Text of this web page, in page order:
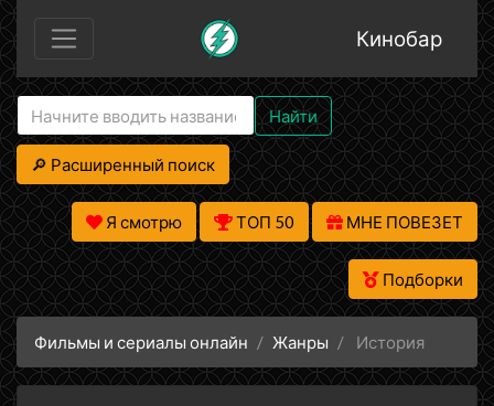
Кинобар
Найти
🔎 Расширенный поиск
Я смотрю ТОП 50 МНЕ ПОВЕЗЕТ
Подборки
Фильмы и сериалы онлайн Жанры История